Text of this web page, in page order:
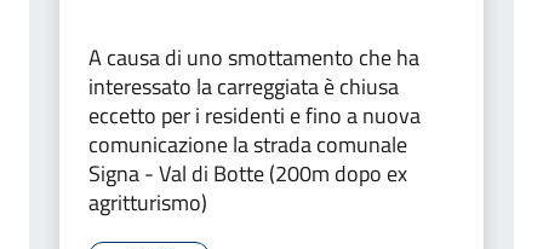
A causa di uno smottamento che ha
interessato la carreggiata è chiusa
eccetto per i residenti e fino a nuova
comunicazione la strada comunale
Signa - Val di Botte (200m dopo ex
agritturismo)